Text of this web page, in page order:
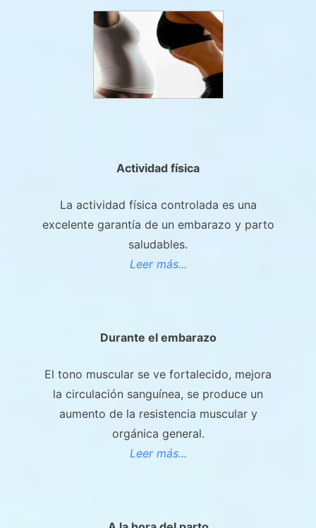
Actividad física
La actividad física controlada es una
excelente garantía de un embarazo y parto
saludables.
Leer más...
Durante el embarazo
El tono muscular se ve fortalecido, mejora
la circulación sanguínea, se produce un
aumento de la resistencia muscular y
orgánica general.
Leer más...